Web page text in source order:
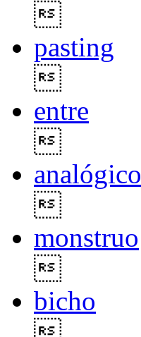
pasting
entre
analógico
monstruo
bicho